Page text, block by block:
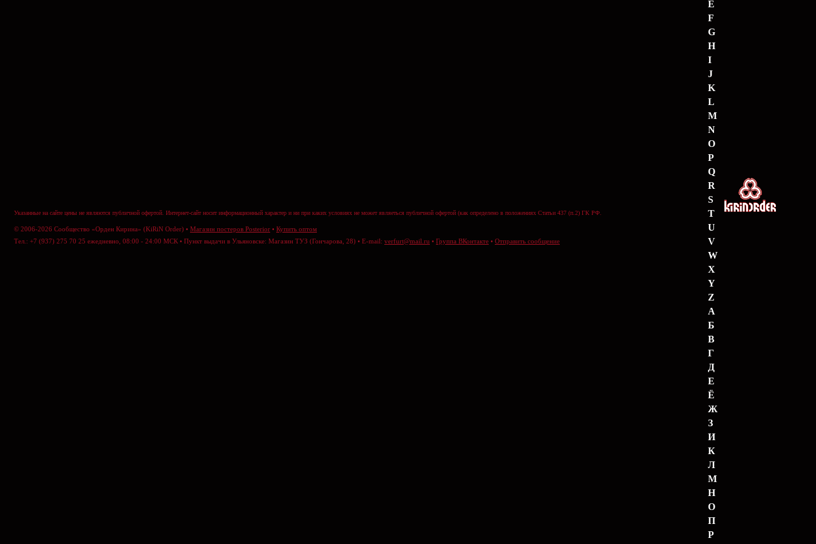
E
F
G
H
I
J
K
L
M
N
O
P
Q
R
S
T
U
V
W
X
Y
Z
А
Б
В
Г
Д
Е
Ё
Ж
З
И
К
Л
М
Н
О
П
Р
Указанные на сайте цены не являются публичной офертой. Интернет-сайт носит информационный характер и ни при каких условиях не может являеться публичной офертой (как определено в положениях Статьи 437 (п.2) ГК РФ.
© 2006-2026 Сообщество «Орден Кирина» (KiRiN Order) • Магазин постеров Posterior • Купить оптом
Тел.: +7 (937) 275 70 25 ежедневно, 08:00 - 24:00 МСК • Пункт выдачи в Ульяновске: Магазин ТУЗ (Гончарова, 28) • E-mail: verfurt@mail.ru • Группа ВКонтакте • Отправить сообщение